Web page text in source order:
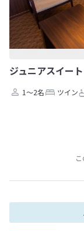
ジュニアスイート
1～2名 ツイン